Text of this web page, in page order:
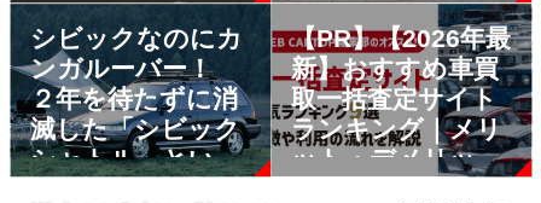
シビックなのにカ
ンガルーバー！
２年を待たずに消
滅した「シビック
シャトル」という
【PR】【2026年最
新】おすすめ車買
取一括査定サイト
ランキング｜メリ
ット・デメリット